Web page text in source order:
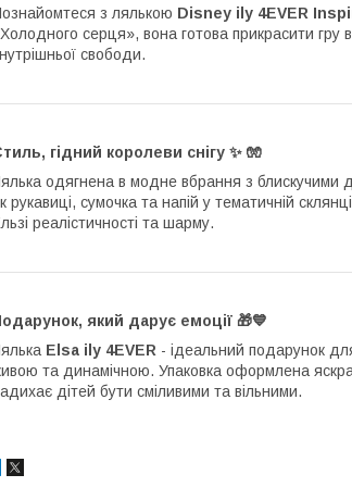
з лялькою Disney ily 4EVER
серця», вона готова прикрасити
свободи.
гідний королеви снігу ✨ 🧤
одягнена в модне вбрання з блискучими
рукавиці, сумочка та напій у тематичній
реалістичності та шарму.
який дарує емоції 🎁💙
Elsa ily 4EVER - ідеальний подарунок
та динамічною. Упаковка оформлена
дітей бути сміливими та вільними.